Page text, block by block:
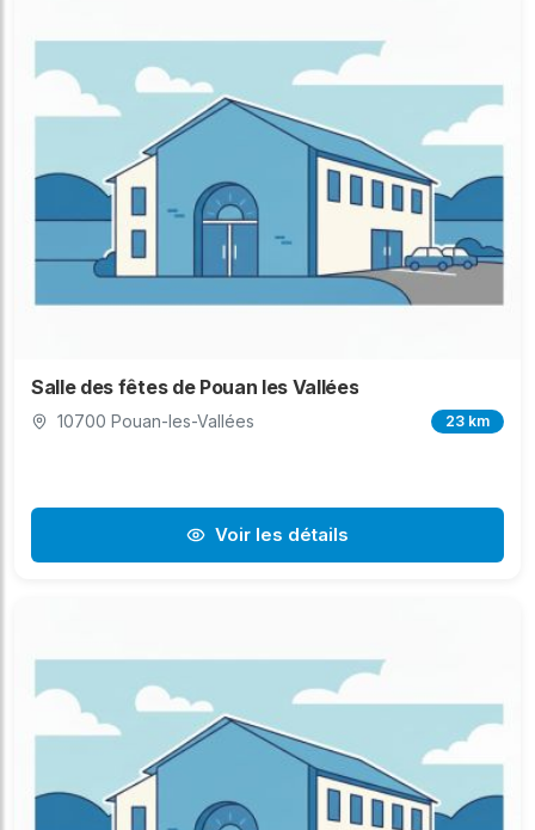
Salle des fêtes de Pouan les Vallées
10700 Pouan-les-Vallées 23 km
Voir les détails